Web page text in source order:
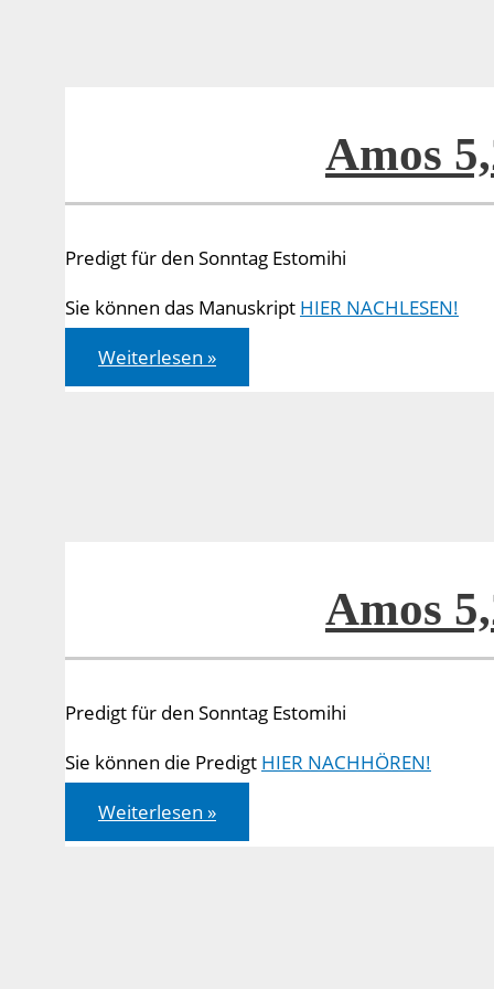
Amos
Predigt für den Sonntag Estomihi
Sie können das Manuskript HIER NACHLESEN!
Amos
5,21-
24
Weiterlesen »
Amos
Predigt für den Sonntag Estomihi
Sie können die Predigt HIER NACHHÖREN!
Amos
5,21-
24
Weiterlesen »